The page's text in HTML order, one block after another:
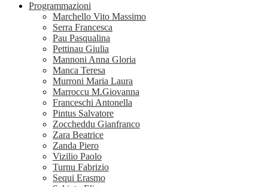
Programmazioni
Marchello Vito Massimo
Serra Francesca
Pau Pasqualina
Pettinau Giulia
Mannoni Anna Gloria
Manca Teresa
Murroni Maria Laura
Marroccu M.Giovanna
Franceschi Antonella
Pintus Salvatore
Zoccheddu Gianfranco
Zara Beatrice
Zanda Piero
Vizilio Paolo
Turnu Fabrizio
Sequi Erasmo